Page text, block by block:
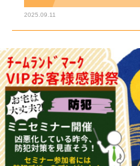
2025.09.11